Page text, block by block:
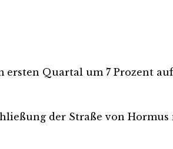
Quartal um 7 Prozent
der Straße von